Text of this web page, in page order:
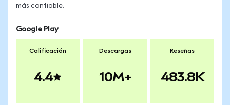
más confiable.
Google Play
Calificación
4.4
Descargas
10M+
Reseñas
483.8K